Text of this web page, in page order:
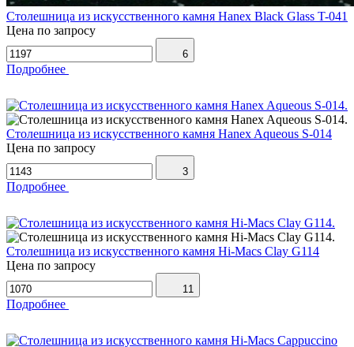
Столешница из искусственного камня Hanex Black Glass T-041
Цена по запросу
6
Подробнее
Столешница из искусственного камня Hanex Aqueous S-014
Цена по запросу
3
Подробнее
Столешница из искусственного камня Hi-Macs Clay G114
Цена по запросу
11
Подробнее